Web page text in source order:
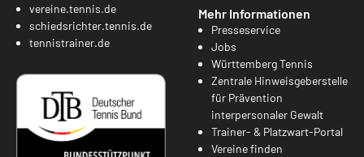
vereine.tennis.de
schiedsrichter.tennis.de
tennistrainer.de
Mehr Informationen
Presseservice
Jobs
Württemberg Tennis
Zentrale Hinweisgeberstelle
für Prävention
interpersonaler Gewalt
Trainer- & Platzwart-Portal
Vereine finden